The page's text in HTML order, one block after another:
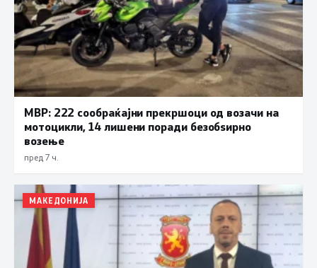
МВР: 222 сообраќајни прекршоци од возачи на
мотоцикли, 14 лишени поради безобѕирно
возење
пред 7 ч.
МАКЕДОНИЈА